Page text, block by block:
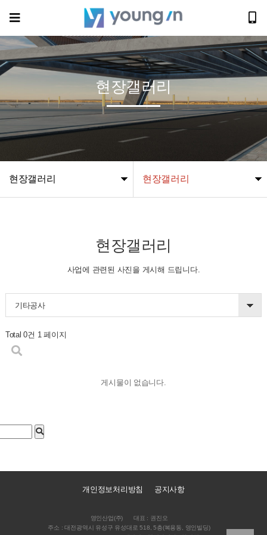
현장갤러리 현장갤러리
현장갤러리
현장갤러리
사업에 관련된 사진을 게시해 드립니다.
기타공사
Total 0건 1 페이지
게시물이 없습니다.
개인정보처리방침 공지사항
영인산업(주)
대표 : 권진오
주소 : 대전광역시 유성구 유성대로 518, 5층(복용동, 영인빌딩)